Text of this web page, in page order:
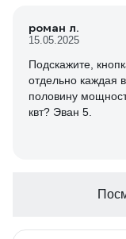
роман л.
15.05.2025
Подскажите,
отдельно каждая
половину
квт? Эван 5.